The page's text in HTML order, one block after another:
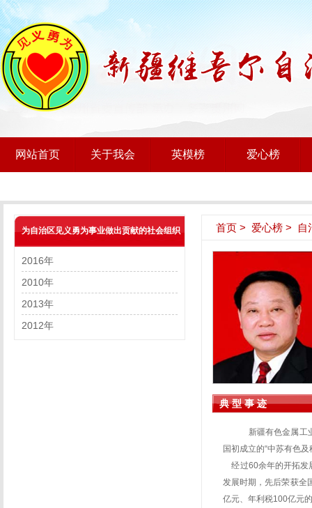
网站首页 关于我会 英模榜 爱心榜
为自治区见义勇为事业做出贡献的社会组织
2016年
2010年
2013年
2012年
首页 > 爱心榜 > 自
典 型 事 迹
新疆有色金属工
国初成立的“中苏有色
经过60余年的开拓发
发展时期，先后荣获全
亿元、年利税100亿元